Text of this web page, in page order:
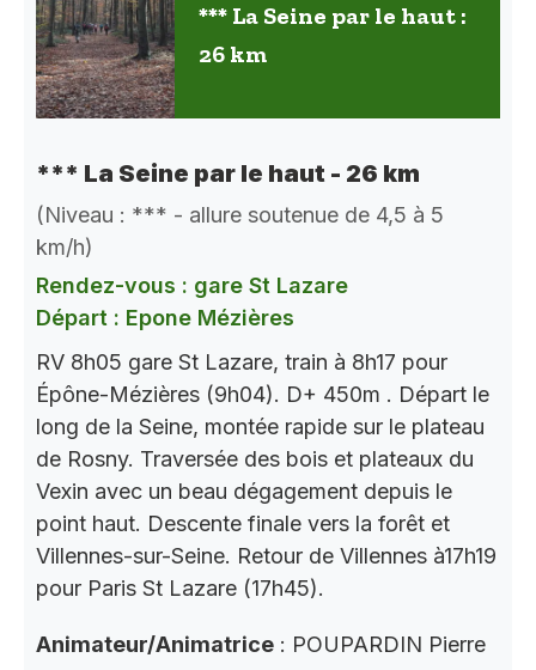
*** La Seine par le haut :
26 km
*** La Seine par le haut - 26 km
(Niveau : *** - allure soutenue de 4,5 à 5
km/h)
Rendez-vous : gare St Lazare
Départ : Epone Mézières
RV 8h05 gare St Lazare, train à 8h17 pour
Épône-Mézières (9h04). D+ 450m . Départ le
long de la Seine, montée rapide sur le plateau
de Rosny. Traversée des bois et plateaux du
Vexin avec un beau dégagement depuis le
point haut. Descente finale vers la forêt et
Villennes-sur-Seine. Retour de Villennes à17h19
pour Paris St Lazare (17h45).
Animateur/Animatrice : POUPARDIN Pierre